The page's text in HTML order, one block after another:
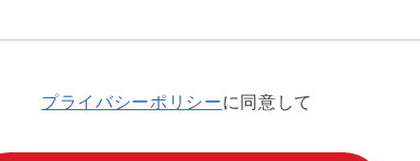
プライバシーポリシーに同意して